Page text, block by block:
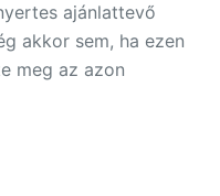
ajánlattevő
akkor sem, ha ezen
meg az azon